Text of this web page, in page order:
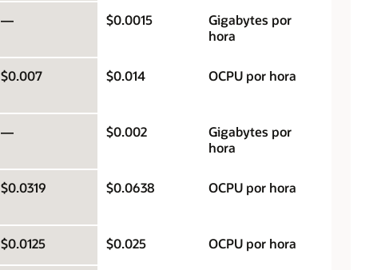
— $0.0015
Gigabytes por
hora
$0.007 $0.014 OCPU por hora
— $0.002
Gigabytes por
hora
$0.0319 $0.0638 OCPU por hora
$0.0125 $0.025 OCPU por hora